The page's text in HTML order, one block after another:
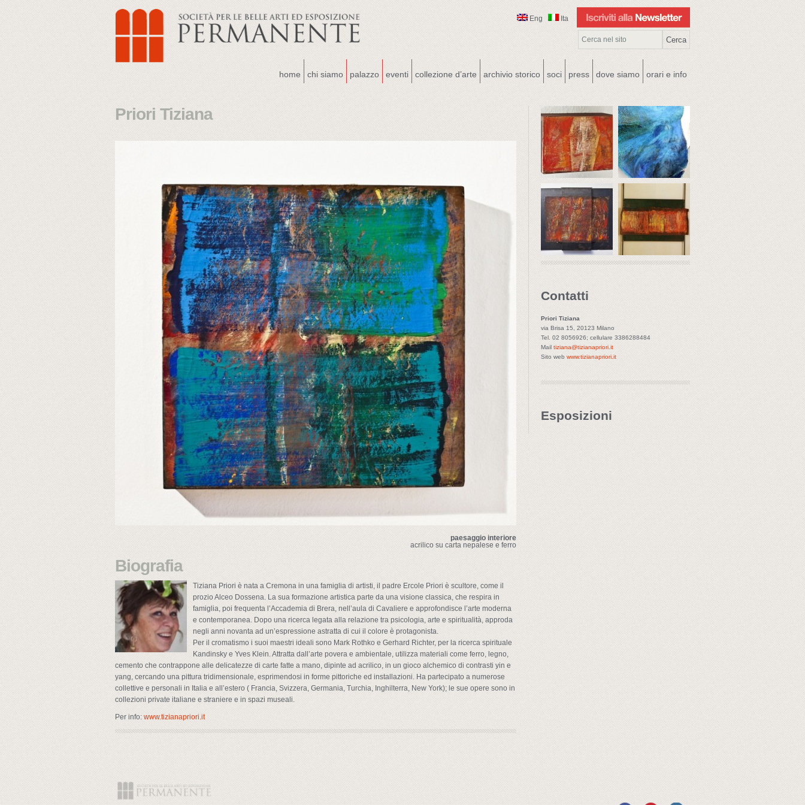
Eng Ita
home chi siamo palazzo eventi collezione d’arte archivio storico soci press dove siamo orari e info
Priori Tiziana
paesaggio interiore
acrilico su carta nepalese e ferro
Biografia
Tiziana Priori è nata a Cremona in una famiglia di artisti, il padre Ercole Priori è scultore, come il
prozio Alceo Dossena. La sua formazione artistica parte da una visione classica, che respira in
famiglia, poi frequenta l’Accademia di Brera, nell’aula di Cavaliere e approfondisce l’arte moderna
e contemporanea. Dopo una ricerca legata alla relazione tra psicologia, arte e spiritualità, approda
negli anni novanta ad un’espressione astratta di cui il colore è protagonista.
Per il cromatismo i suoi maestri ideali sono Mark Rothko e Gerhard Richter, per la ricerca spirituale
Kandinsky e Yves Klein. Attratta dall’arte povera e ambientale, utilizza materiali come ferro, legno,
cemento che contrappone alle delicatezze di carte fatte a mano, dipinte ad acrilico, in un gioco alchemico di contrasti yin e
yang, cercando una pittura tridimensionale, esprimendosi in forme pittoriche ed installazioni. Ha partecipato a numerose
collettive e personali in Italia e all’estero ( Francia, Svizzera, Germania, Turchia, Inghilterra, New York); le sue opere sono in
collezioni private italiane e straniere e in spazi museali.
Per info: www.tizianapriori.it
Contatti
Priori Tiziana
via Brisa 15, 20123 Milano
Tel. 02 8056926; cellulare 3386288484
Mail tiziana@tizianapriori.it
Sito web www.tizianapriori.it
Esposizioni